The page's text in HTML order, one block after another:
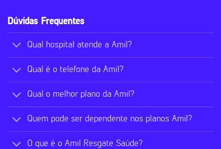
Dúvidas Frequentes
Qual hospital atende a Amil?
Qual é o telefone da Amil?
Qual o melhor plano da Amil?
Quem pode ser dependente nos planos Amil?
O que é o Amil Resgate Saúde?